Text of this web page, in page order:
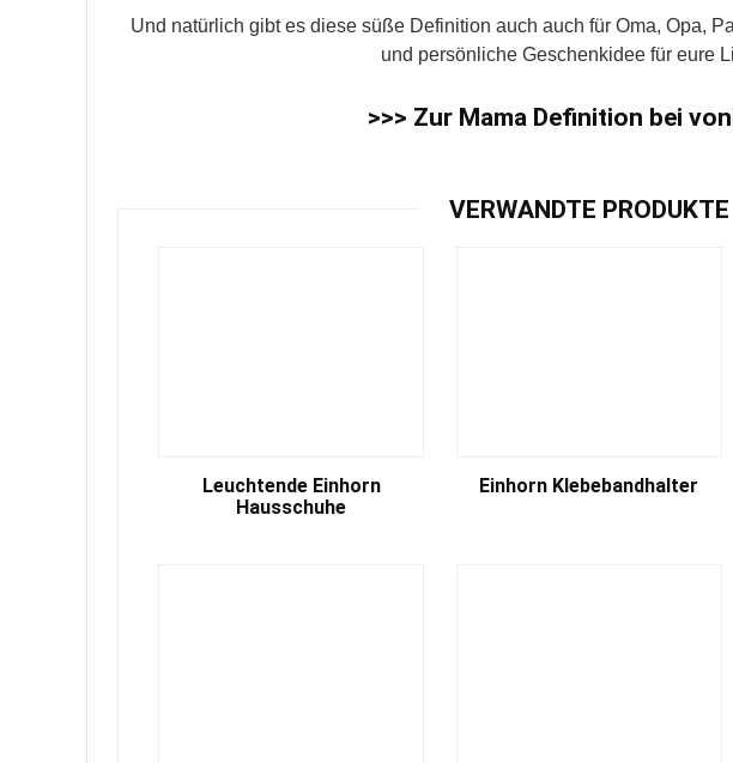
Und natürlich gibt es diese süße Definition auch auch für Oma, Opa,
und persönliche Geschenkidee für eure
>>> Zur Mama Definition bei
VERWANDTE PRODUKTE
Leuchtende Einhorn
Hausschuhe
Einhorn Klebebandhalter